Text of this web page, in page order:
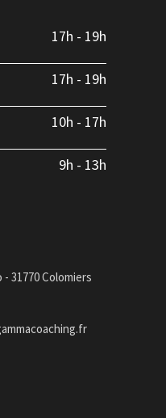
17h - 19h
17h - 19h
10h - 17h
9h - 13h
31770 Colomiers